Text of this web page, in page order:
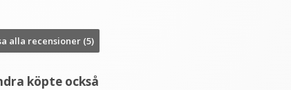
alla recensioner (5)
köpte också